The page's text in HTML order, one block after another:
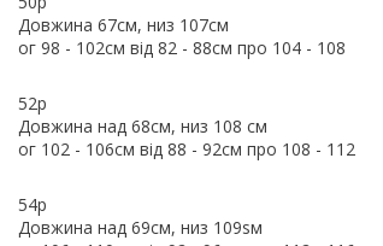
Довжина 67см, низ 107см
ог 98 - 102см від 82 - 88см про 104 - 108
52р
Довжина над 68см, низ 108 см
ог 102 - 106см від 88 - 92см про 108 - 112
54р
Довжина над 69см, низ 109sм